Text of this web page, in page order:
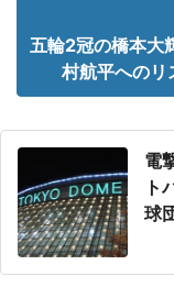
五輪2冠の橋本大
村航平へのリ
電
ト
球